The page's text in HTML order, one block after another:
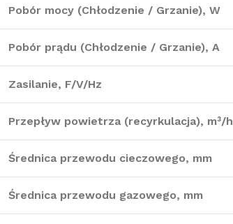
Pobór mocy (Chłodzenie / Grzanie), W
Pobór prądu (Chłodzenie / Grzanie), A
Zasilanie, F/V/Hz
Przepływ powietrza (recyrkulacja), m³/h
Średnica przewodu cieczowego, mm
Średnica przewodu gazowego, mm